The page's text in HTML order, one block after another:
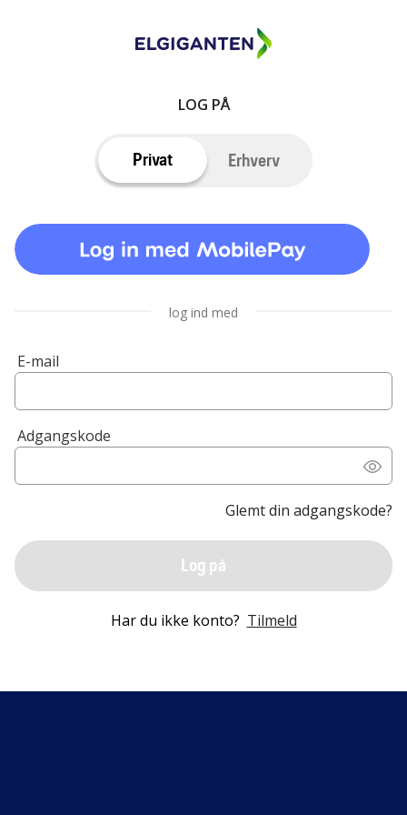
LOG PÅ
Privat Erhverv
log ind med
E-mail
Adgangskode
Glemt din adgangskode?
Log på
Har du ikke konto? Tilmeld